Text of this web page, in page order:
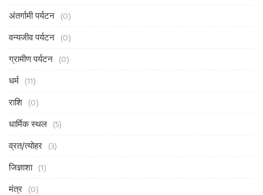
अंतर्गामी पर्यटन (0)
वन्यजीव पर्यटन (0)
ग्रामीण पर्यटन (0)
धर्म (11)
राशि (0)
धार्मिक स्थल (5)
व्रत/त्योहर (3)
जिज्ञाशा (1)
मंत्र (0)